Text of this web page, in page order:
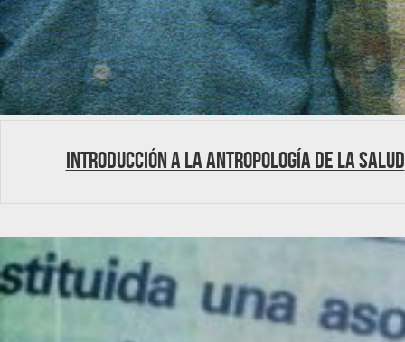
Introducción a la Antropología de la Salud